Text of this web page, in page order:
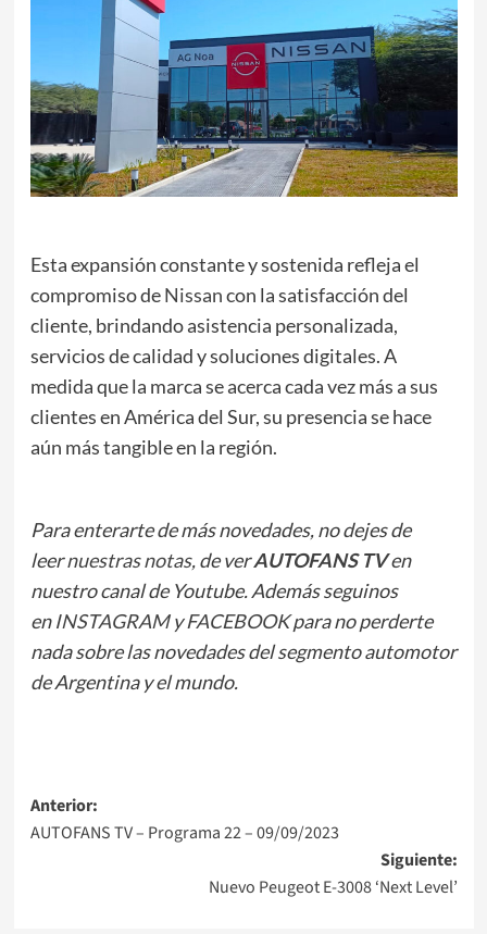
Esta expansión constante y sostenida refleja el
compromiso deNissancon la satisfacción del
cliente, brindando asistencia personalizada,
servicios de calidad y soluciones digitales. A
medida que la marca se acerca cada vez más a sus
clientes en América del Sur, su presencia se hace
aún más tangible en la región.
Para enterarte de más novedades, no dejes de
leernuestras notas, de ver AUTOFANS TVen
nuestro canal de Youtube. Además seguinos
enINSTAGRAMyFACEBOOKpara no perderte
nada sobre las novedades del segmento automotor
de Argentina y el mundo.
Navegación
de
Anterior:
AUTOFANS TV – Programa 22 – 09/09/2023
Siguiente:
Nuevo Peugeot E-3008 ‘Next Level’